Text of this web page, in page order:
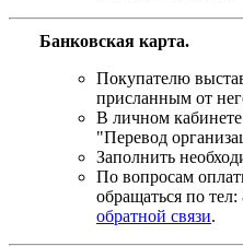
Банковская карта.
Покупателю
присланным от
В личном
"Перевод
Заполнить
По вопросам
обращаться по
обратной связи.